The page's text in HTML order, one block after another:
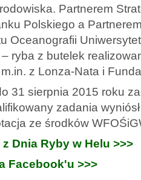
Partnerem
Polskiego a
Oceanografii
ryba z butelek
z Lonza-Nata i
31 sierpnia 2015 roku
zadania
ze środków
Dnia Ryby w Helu >>>
Facebook'u >>>